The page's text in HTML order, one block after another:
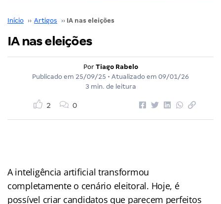
Início ›› Artigos ›› IA nas eleições
IA nas eleições
Por Tiago Rabelo
Publicado em 25/09/25 • Atualizado em 09/01/26
3 min. de leitura
2 0
A inteligência artificial transformou
completamente o cenário eleitoral. Hoje, é
possível criar candidatos que parecem perfeitos